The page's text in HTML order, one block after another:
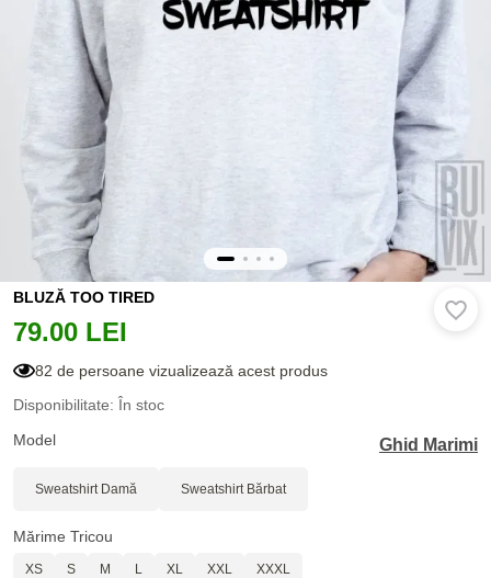
BLUZĂ TOO TIRED
79.00 LEI
82 de persoane vizualizează acest produs
Disponibilitate: În stoc
Model
Ghid Marimi
Sweatshirt Damă Sweatshirt Bărbat
Mărime Tricou
XS S M L XL XXL XXXL